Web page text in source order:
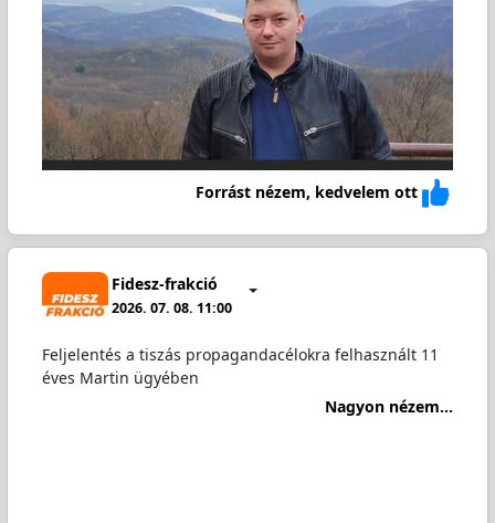
Forrást nézem, kedvelem ott
Fidesz-frakció
2026. 07. 08. 11:00
Feljelentés a tiszás propagandacélokra felhasznált 11
éves Martin ügyében
Nagyon nézem...